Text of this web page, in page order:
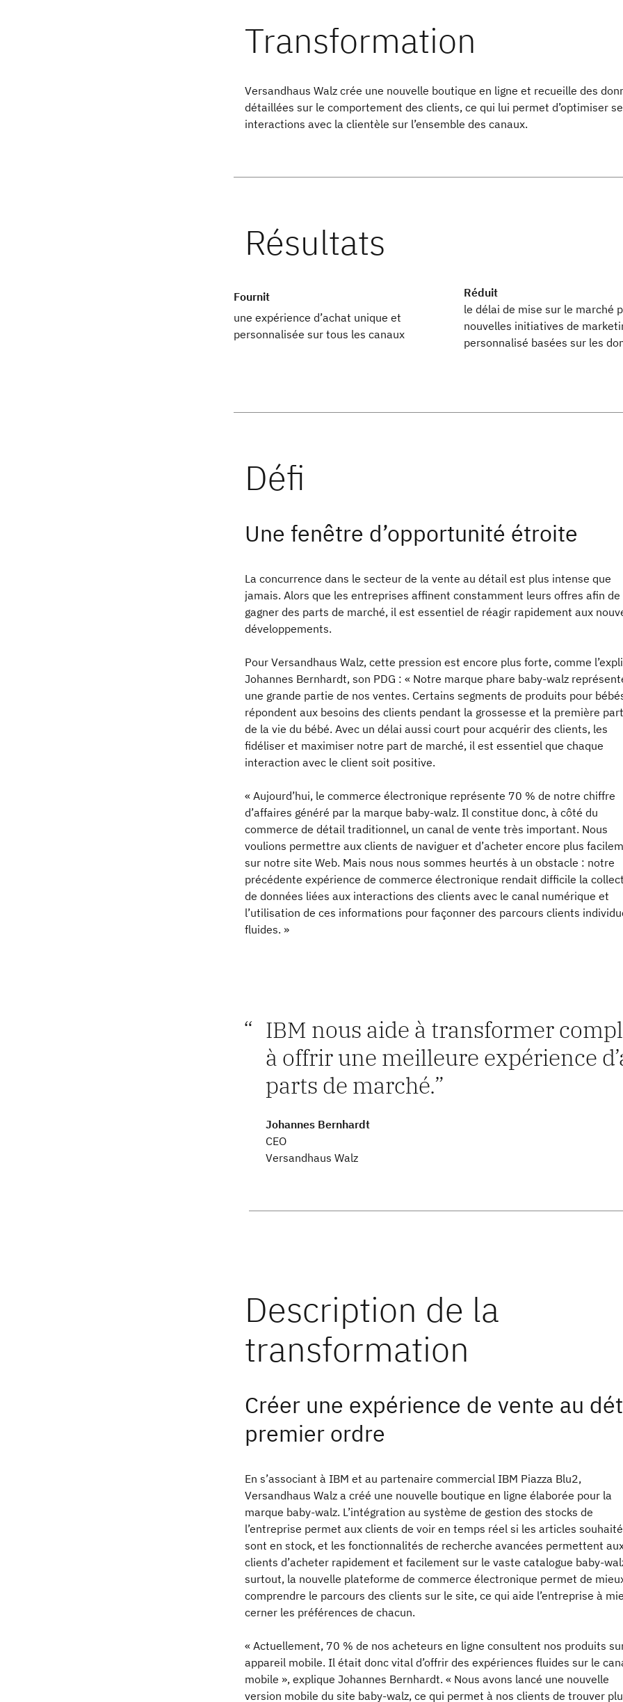
Versandhaus Walz crée une nouvelle boutique en ligne et recueille des
détaillées sur le comportement des clients, ce qui lui permet d’optimiser
interactions avec la clientèle sur l’ensemble des canaux.
Fournit
une expérience d’achat unique et
personnalisée sur tous les canaux
Réduit
le délai de mise sur le marché
nouvelles initiatives de
personnalisé basées sur les
Une fenêtre d’opportunité étroite
La concurrence dans le secteur de la vente au détail est plus intense que
jamais. Alors que les entreprises affinent constamment leurs offres afin de
gagner des parts de marché, il est essentiel de réagir rapidement aux
développements.
Pour Versandhaus Walz, cette pression est encore plus forte, comme
Johannes Bernhardt, son PDG : « Notre marque phare baby-walz
une grande partie de nos ventes. Certains segments de produits pour
répondent aux besoins des clients pendant la grossesse et la première
de la vie du bébé. Avec un délai aussi court pour acquérir des clients, les
fidéliser et maximiser notre part de marché, il est essentiel que chaque
interaction avec le client soit positive.
« Aujourd’hui, le commerce électronique représente 70 % de notre chiffre
d’affaires généré par la marque baby-walz. Il constitue donc, à côté du
commerce de détail traditionnel, un canal de vente très important. Nous
voulions permettre aux clients de naviguer et d’acheter encore plus
sur notre site Web. Mais nous nous sommes heurtés à un obstacle : notre
précédente expérience de commerce électronique rendait difficile la
de données liées aux interactions des clients avec le canal numérique et
l’utilisation de ces informations pour façonner des parcours clients
fluides. »
IBM nous aide à transformer
à offrir une meilleure expérience
parts de marché.
Johannes Bernhardt
CEO
Versandhaus Walz
Créer une expérience de vente au
premier ordre
En s’associant à IBM et au partenaire commercial IBM Piazza Blu2,
Versandhaus Walz a créé une nouvelle boutique en ligne élaborée pour la
marque baby-walz. L’intégration au système de gestion des stocks de
l’entreprise permet aux clients de voir en temps réel si les articles
sont en stock, et les fonctionnalités de recherche avancées permettent
clients d’acheter rapidement et facilement sur le vaste catalogue baby-
surtout, la nouvelle plateforme de commerce électronique permet de
comprendre le parcours des clients sur le site, ce qui aide l’entreprise à
cerner les préférences de chacun.
« Actuellement, 70 % de nos acheteurs en ligne consultent nos produits
appareil mobile. Il était donc vital d’offrir des expériences fluides sur le
mobile », explique Johannes Bernhardt. « Nous avons lancé une nouvelle
version mobile du site baby-walz, ce qui permet à nos clients de trouver